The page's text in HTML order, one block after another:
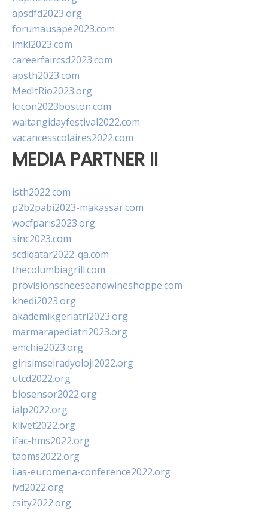
apsdfd2023.org
forumausape2023.com
imkl2023.com
careerfaircsd2023.com
apsth2023.com
MedItRio2023.org
lcicon2023boston.com
waitangidayfestival2022.com
vacancesscolaires2022.com
MEDIA PARTNER II
isth2022.com
p2b2pabi2023-makassar.com
wocfparis2023.org
sinc2023.com
scdlqatar2022-qa.com
thecolumbiagrill.com
provisionscheeseandwineshoppe.com
khedi2023.org
akademikgeriatri2023.org
marmarapediatri2023.org
emchie2023.org
girisimselradyoloji2022.org
utcd2022.org
biosensor2022.org
ialp2022.org
klivet2022.org
ifac-hms2022.org
taoms2022.org
iias-euromena-conference2022.org
ivd2022.org
csity2022.org